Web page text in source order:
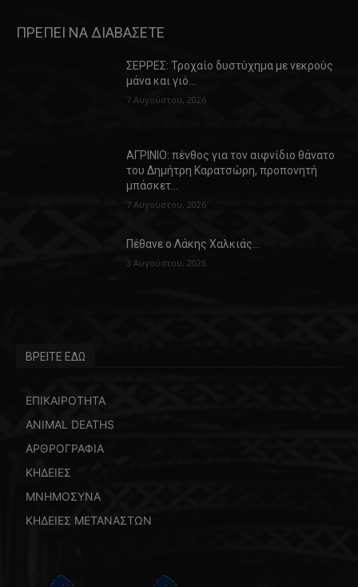
ΠΡΕΠΕΙ ΝΑ ΔΙΑΒΑΣΕΤΕ
ΣΕΡΡΕΣ: Τροχαίο δυστύχημα με νεκρούς
μάνα και γιό…
7 Αυγούστου, 2026
ΑΓΡΙΝΙΟ: πένθος για τον αιφνίδιο θάνατο
του Δημήτρη Καρατσώρη, προπονητή
μπάσκετ…
7 Αυγούστου, 2026
Πέθανε ο Λάκης Χαλκιάς…
3 Αυγούστου, 2026
ΒΡΕΙΤΕ ΕΔΩ
ΕΠΙΚΑΙΡΟΤΗΤΑ
ANIMAL DEATHS
ΑΡΘΡΟΓΡΑΦΙΑ
ΚΗΔΕΙΕΣ
ΜΝΗΜΟΣΥΝΑ
ΚΗΔΕΙΕΣ ΜΕΤΑΝΑΣΤΩΝ